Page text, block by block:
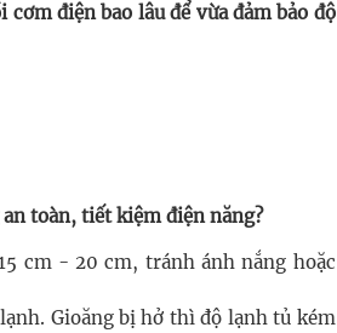
điện bao lâu để vừa đảm bảo độ
toàn, tiết kiệm điện năng?
cm - 20 cm, tránh ánh nắng hoặc
Gioăng bị hở thì độ lạnh tủ kém